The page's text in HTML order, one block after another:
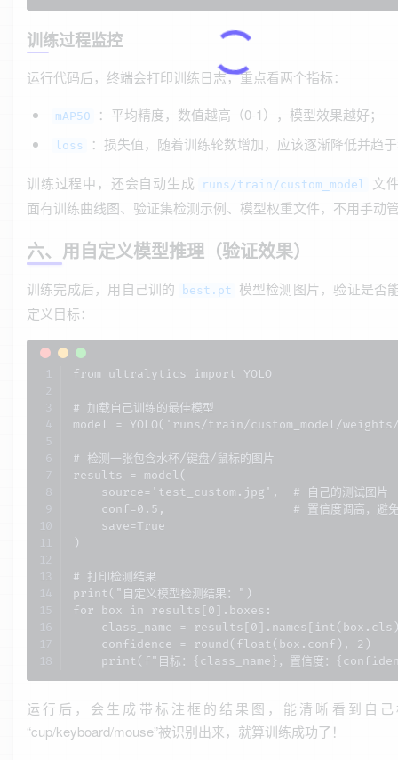
训练过程监控
运行代码后，终端会打印训练日志，重点看两个指标：
mAP50 ：平均精度，数值越高（0-1），模型效果越好；
loss ：损失值，随着训练轮数增加，应该逐渐降低并趋
训练过程中，还会自动生成 runs/train/custom_model
文
面有训练曲线图、验证集检测示例、模型权重文件，不用手动
六、用自定义模型推理（验证效果）
训练完成后，用自己训的 best.pt
模型检测图片，验证是否
定义目标：
from ultralytics import YOLO
# 加载自己训练的最佳模型
model = YOLO('runs/train/custom_model/
# 检测一张包含水杯/键盘/鼠标的图片
results = model(
    source='test_custom.jpg',  # 自己的测试图片
conf=0.5,                  # 置信度调高，避
    save=True
)
# 打印检测结果
print("自定义模型检测结果：")
for box in results[0].boxes:
class_name =
    confidence = round(float(box.conf), 2)
print(f"目标：{class_name}，置信度：
运行后，会生成带标注框的结果图，能清晰看到自己
“cup/keyboard/mouse”被识别出来，就算训练成功了！